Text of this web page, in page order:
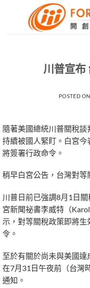
川普宣布
POSTED ON
隨著美國總統川普關稅
持續被國人緊盯。白宮
將簽署行政命令。
稍早白宮公告，台灣對等
川普日前已強調8月1日
宮新聞祕書李威特（
示，對等關稅政策即將
令。
至於有關於尚未與美國
在7月31日午夜前（台灣
通知。